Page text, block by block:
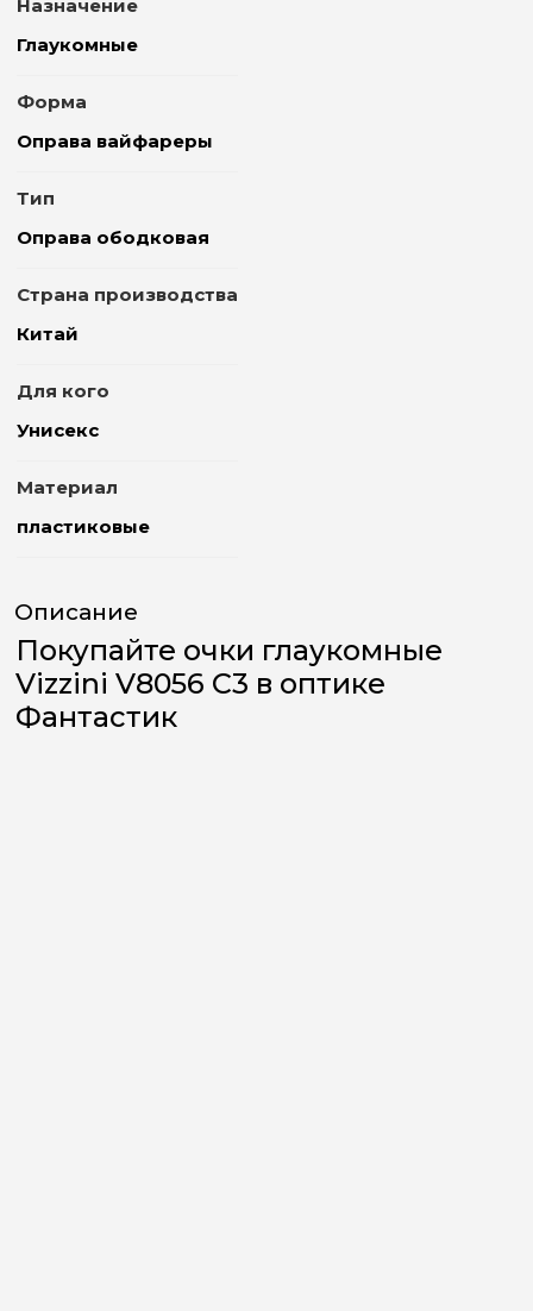
Назначение
Глаукомные
Форма
Оправа вайфареры
Тип
Оправа ободковая
Страна производства
Китай
Для кого
Унисекс
Материал
пластиковые
Описание
Покупайте очки глаукомные
Vizzini V8056 C3 в оптике
Фантастик